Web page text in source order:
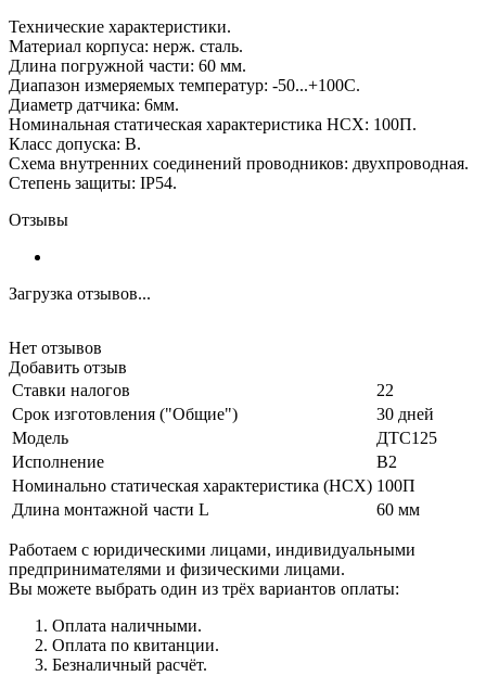
Технические характеристики.
Материал корпуса: нерж. сталь.
Длина погружной части: 60 мм.
Диапазон измеряемых температур: -50...+100С.
Диаметр датчика: 6мм.
Номинальная статическая характеристика НСХ: 100П.
Класс допуска: В.
Схема внутренних соединений проводников: двухпроводная.
Степень защиты: IP54.
Отзывы
Загрузка отзывов...
Нет отзывов
Добавить отзыв
Ставки налогов
22
Срок изготовления ("Общие")
30 дней
Модель
ДТС125
Исполнение
В2
Номинально статическая характеристика (НСХ) 100П
Длина монтажной части L
60 мм
Работаем с юридическими лицами, индивидуальными
предпринимателями и физическими лицами.
Вы можете выбрать один из трёх вариантов оплаты:
Оплата наличными.
Оплата по квитанции.
Безналичный расчёт.